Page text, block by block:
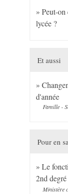
Peut-on
lycée ?
Et aussi
d'année
Famille -
Pour en
Le
2nd degré
Ministère